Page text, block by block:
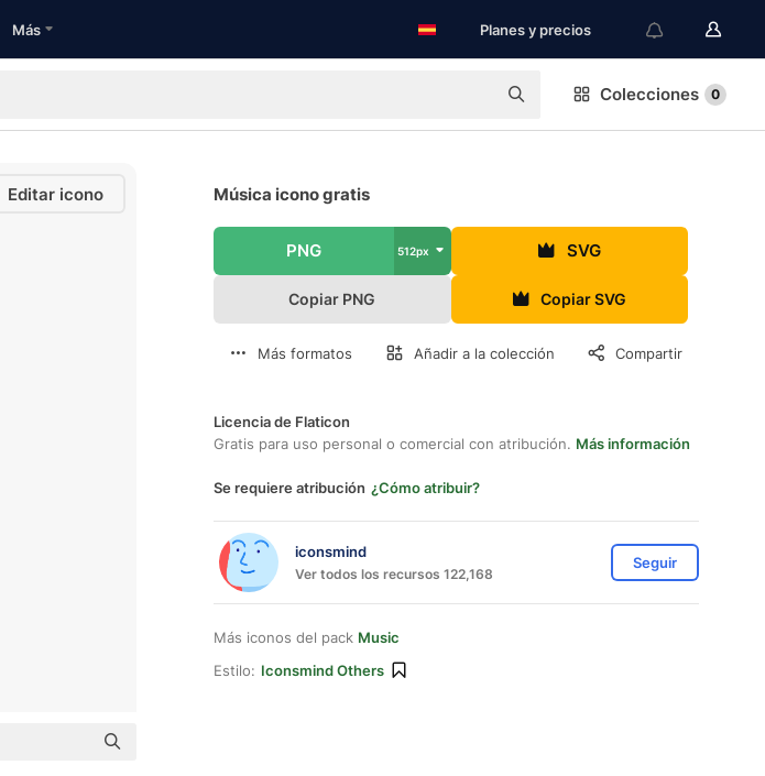
Más Planes y precios
Colecciones 0
Editar icono Música icono gratis
PNG 512px SVG
Copiar PNG Copiar SVG
Más formatos Añadir a la colección Compartir
Licencia de Flaticon
Gratis para uso personal o comercial con atribución. Más información
Se requiere atribución ¿Cómo atribuir?
iconsmind
Ver todos los recursos 122,168
Seguir
Más iconos del pack Music
Estilo: Iconsmind Others